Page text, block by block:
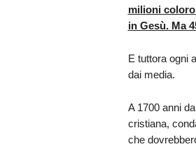
milioni
in Gesù. Ma
E tuttora ogni
dai media.
A 1700 anni
cristiana,
che